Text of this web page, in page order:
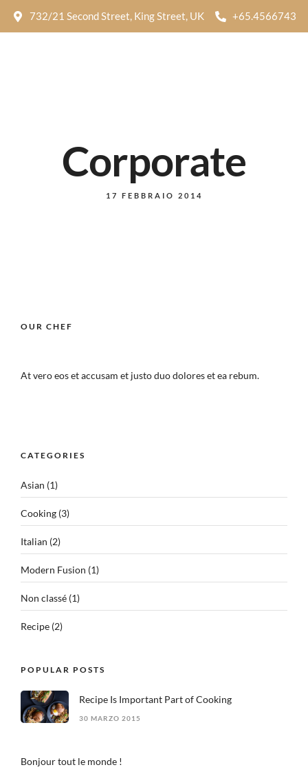
732/21 Second Street, King Street, UK +65.4566743
Corporate
17 FEBBRAIO 2014
OUR CHEF
At vero eos et accusam et justo duo dolores et ea rebum.
CATEGORIES
Asian (1)
Cooking (3)
Italian (2)
Modern Fusion (1)
Non classé (1)
Recipe (2)
POPULAR POSTS
Recipe Is Important Part of Cooking
30 MARZO 2015
Bonjour tout le monde !